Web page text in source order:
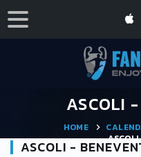
ASCOLI
HOME
ASCOLI -